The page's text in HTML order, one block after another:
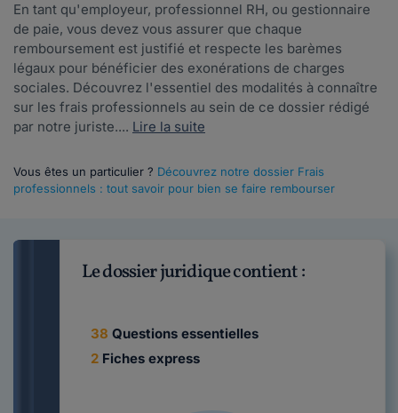
Le dossier juridique contient :
38 Questions essentielles
2 Fiches express
En tant qu'employeur, professionnel RH, ou gestionnaire
de paie, vous devez vous assurer que chaque
remboursement est justifié et respecte les barèmes
légaux pour bénéficier des exonérations de charges
sociales. Découvrez l'essentiel des modalités à connaître
sur les frais professionnels au sein de ce dossier rédigé
par notre juriste.... Lire la suite
Vous êtes un particulier ? Découvrez notre dossier Frais
professionnels : tout savoir pour bien se faire rembourser